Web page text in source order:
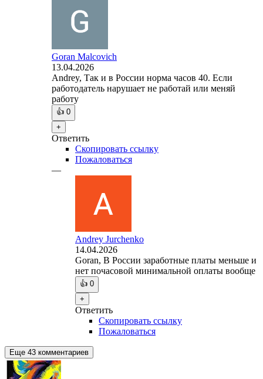
Goran Malcovich
13.04.2026
Andrey, Так и в России норма часов 40. Если
работодатель нарушает не работай или меняй
работу
👍 0
+
Ответить
Скопировать ссылку
Пожаловаться
—
Andrey Jurchenko
14.04.2026
Goran, В России заработные платы меньше и
нет почасовой минимальной оплаты вообще
👍 0
+
Ответить
Скопировать ссылку
Пожаловаться
Еще 43 комментариев